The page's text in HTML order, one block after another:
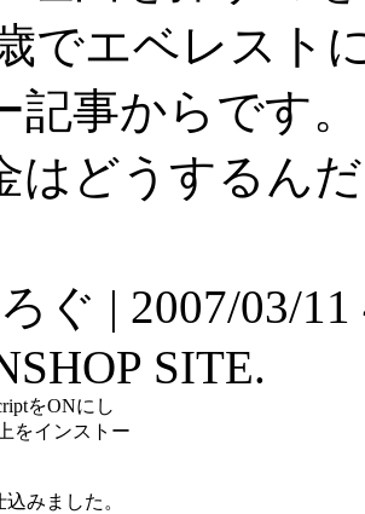
でエベレスト
記事からです
はどうするん
ぐ | 2007/03/11
SITE.
をONにし
をインストー
みました。